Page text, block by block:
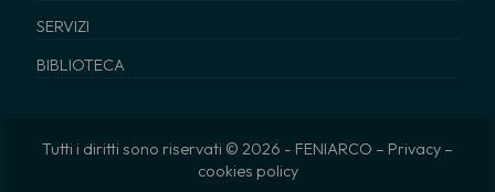
SERVIZI
BIBLIOTECA
Tutti i diritti sono riservati © 2026 - FENIARCO – Privacy –
cookies policy